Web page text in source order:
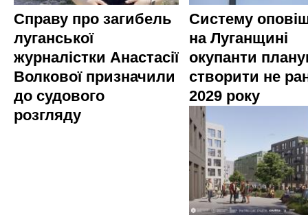
Справу про загибель
луганської
журналістки Анастасії
Волкової призначили
до судового
розгляду
Систему
на Луганщині
окупанти
створити не
2029 року